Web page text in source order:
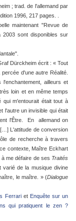
; trad. de l'allemand par
1996, 217 pages. .
maintenant "Revue de
2003 sont disponibles sur
Dürckheim écrit : « Tout
d'une autre Réalité.
ailleurs et
loin et en même temps
qui m'entourait était tout à
l'autre un invisible qui était
l'Être. En allemand on
L'attitude de conversion
de recherche à travers
contexte, Maître Eckhart
me défaire de ses Traités
varié de la musique divine
le maître. » (Dialogue
Ferrariet Enquête sur un
qui pratiquent le zen ?